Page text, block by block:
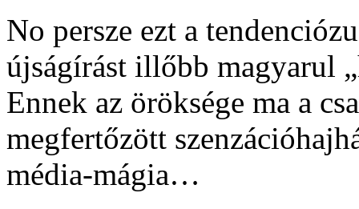
No persze ezt a
újságírást illőbb magyarul
Ennek az öröksége ma a
megfertőzött
média-mágia…